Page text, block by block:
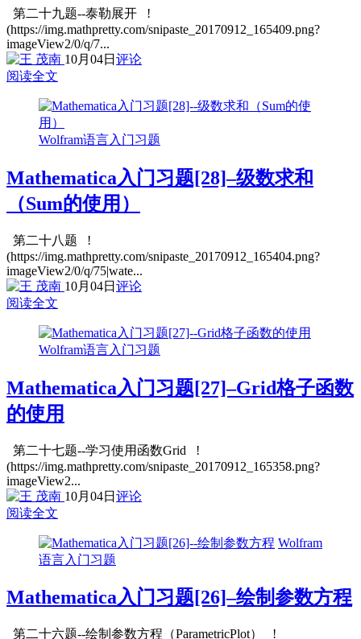
第二十九题--泰勒展开 !
(https://img.mathpretty.com/snipaste_20170912_165409.png?
imageView2/0/q/7...
10月04日 评论
阅读全文
Wolfram语言入门习题
Mathematica入门习题[28]–级数求和
（Sum的使用）
第二十八题 !
(https://img.mathpretty.com/snipaste_20170912_165404.png?
imageView2/0/q/75|wate...
10月04日 评论
阅读全文
Wolfram语言入门习题
Mathematica入门习题[27]–Grid格子函数
的使用
第二十七题--学习使用函数Grid !
(https://img.mathpretty.com/snipaste_20170912_165358.png?
imageView2...
10月04日 评论
阅读全文
Wolfram
语言入门习题
Mathematica入门习题[26]–绘制参数方程
第二十六题--绘制参数方程（ParametricPlot） !